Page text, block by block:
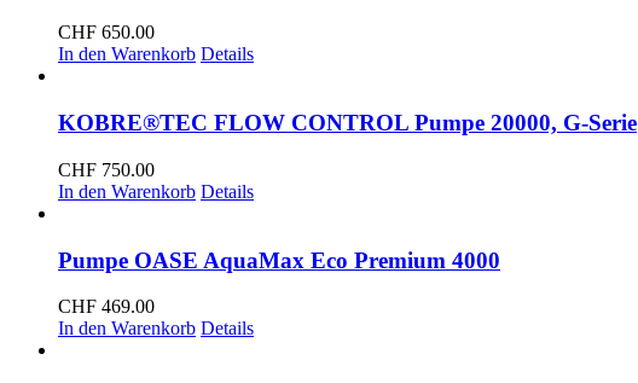
CHF 650.00
In den Warenkorb Details
KOBRE®TEC FLOW CONTROL Pumpe 20000, G-Serie
CHF 750.00
In den Warenkorb Details
Pumpe OASE AquaMax Eco Premium 4000
CHF 469.00
In den Warenkorb Details